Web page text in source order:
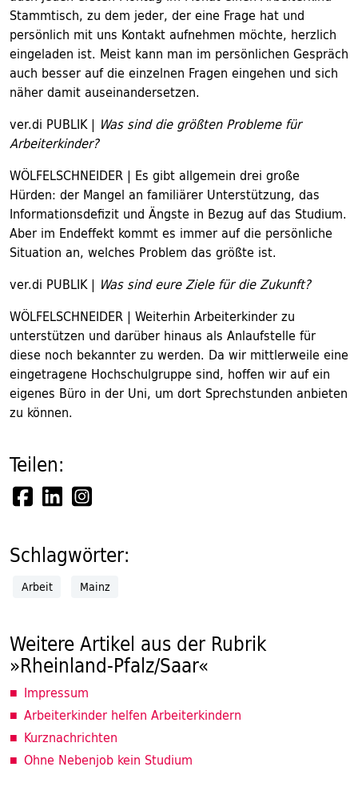
Stammtisch, zu dem jeder, der eine Frage hat und
persönlich mit uns Kontakt aufnehmen möchte, herzlich
eingeladen ist. Meist kann man im persönlichen Gespräch
auch besser auf die einzelnen Fragen eingehen und sich
näher damit auseinandersetzen.
ver.di PUBLIK | Was sind die größten Probleme für
Arbeiterkinder?
WÖLFELSCHNEIDER | Es gibt allgemein drei große
Hürden: der Mangel an familiärer Unterstützung, das
Informationsdefizit und Ängste in Bezug auf das Studium.
Aber im Endeffekt kommt es immer auf die persönliche
Situation an, welches Problem das größte ist.
ver.di PUBLIK | Was sind eure Ziele für die Zukunft?
WÖLFELSCHNEIDER | Weiterhin Arbeiterkinder zu
unterstützen und darüber hinaus als Anlaufstelle für
diese noch bekannter zu werden. Da wir mittlerweile eine
eingetragene Hochschulgruppe sind, hoffen wir auf ein
eigenes Büro in der Uni, um dort Sprechstunden anbieten
zu können.
Teilen:
Schlagwörter:
Arbeit Mainz
Weitere Artikel aus der Rubrik
»Rheinland-Pfalz/Saar«
Impressum
Arbeiterkinder helfen Arbeiterkindern
Kurznachrichten
Ohne Nebenjob kein Studium